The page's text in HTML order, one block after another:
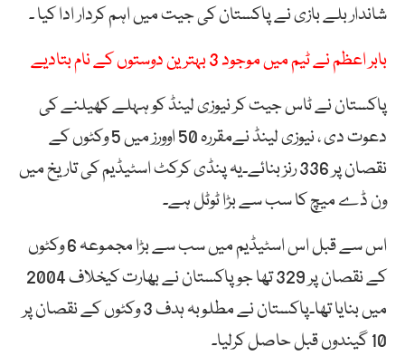
شاندار بلے بازی نے پاکستان کی جیت میں اہم کردار ادا کیا ۔
بابر اعظم نے ٹیم میں موجود 3 بہترین دوستوں کے نام بتادیے
پاکستان نے ٹاس جیت کر نیوزی لینڈ کو ہہلے کھیلنے کی
دعوت دی ، نیوزی لینڈ نےمقررہ 50 اوورز میں 5 وکٹوں کے
نقصان پر 336 رنز بنائے۔یہ پنڈی کرکٹ اسٹیڈیم کی تاریخ میں
ون ڈے میچ کا سب سے بڑا ٹوٹل ہے۔
اس سے قبل اس اسٹیڈیم میں سب سے بڑا مجموعہ 6 وکٹوں
کے نقصان پر 329 تھا جو پاکستان نے بھارت کیخلاف 2004
میں بنایا تھا۔پاکستان نے مطلوبہ ہدف 3 وکٹوں کے نقصان پر
10 گیندوں قبل حاصل کرلیا۔